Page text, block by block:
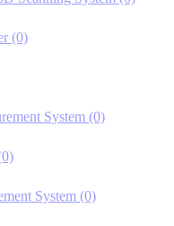
(0)
System (0)
System (0)